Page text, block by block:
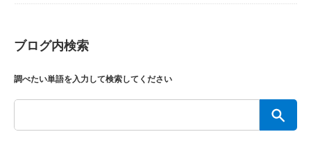
ブログ内検索
調べたい単語を入力して検索してください